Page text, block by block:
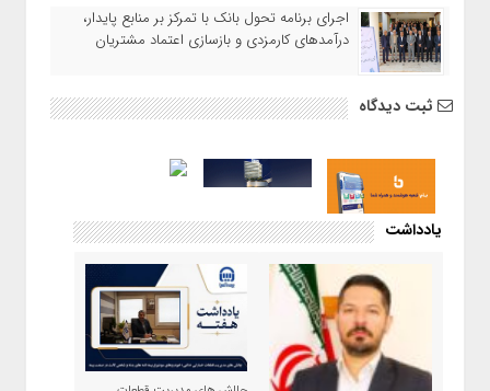
اجرای برنامه تحول بانک با تمرکز بر منابع پایدار،
درآمدهای کارمزدی و بازسازی اعتماد مشتریان
ثبت دیدگاه
یادداشت